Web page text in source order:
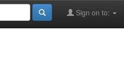
Sign on to: